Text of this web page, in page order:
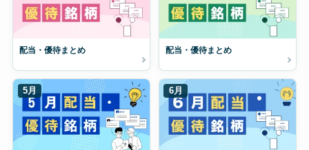
配当・優待まとめ 配当・優待まとめ
5月 6月